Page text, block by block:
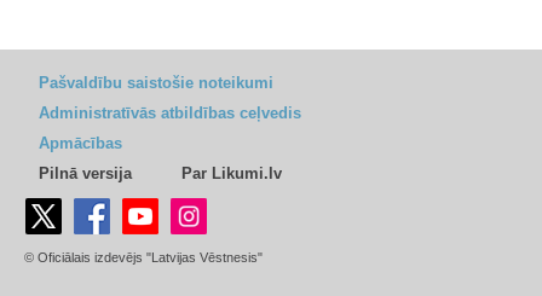
Pašvaldību saistošie noteikumi
Administratīvās atbildības ceļvedis
Apmācības
Pilnā versija
Par Likumi.lv
© Oficiālais izdevējs "Latvijas Vēstnesis"